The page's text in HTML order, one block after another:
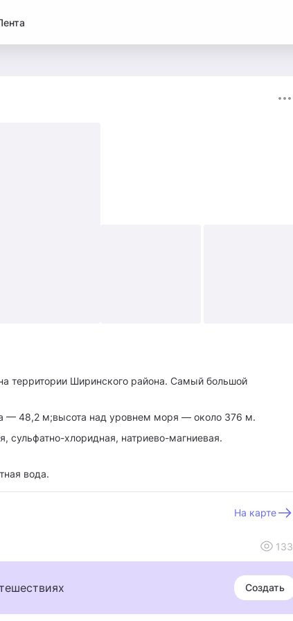
территории Ширинского района. Самый большой
— 48,2 м;высота над уровнем моря — около 376 м.
сульфатно-хлоридная, натриево-магниевая.
вода.
На карте
133
Создать